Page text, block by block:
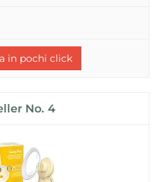
in pochi click
4